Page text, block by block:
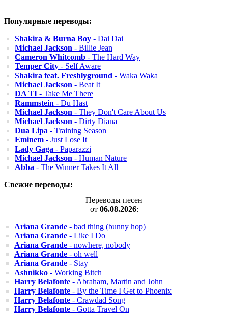
Популярные переводы:
Shakira & Burna Boy - Dai Dai
Michael Jackson - Billie Jean
Cameron Whitcomb - The Hard Way
Temper City - Self Aware
Shakira feat. Freshlyground - Waka Waka
Michael Jackson - Beat It
DA TI - Take Me There
Rammstein - Du Hast
Michael Jackson - They Don't Care About Us
Michael Jackson - Dirty Diana
Dua Lipa - Training Season
Eminem - Just Lose It
Lady Gaga - Paparazzi
Michael Jackson - Human Nature
Abba - The Winner Takes It All
Свежие переводы:
Переводы песен
от 06.08.2026:
Ariana Grande - bad thing (bunny hop)
Ariana Grande - Like I Do
Ariana Grande - nowhere, nobody
Ariana Grande - oh well
Ariana Grande - Stay
Ashnikko - Working Bitch
Harry Belafonte - Abraham, Martin and John
Harry Belafonte - By the Time I Get to Phoenix
Harry Belafonte - Crawdad Song
Harry Belafonte - Gotta Travel On